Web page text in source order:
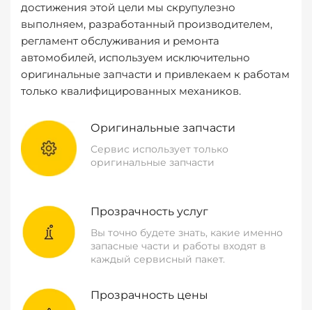
достижения этой цели мы скрупулезно
выполняем, разработанный производителем,
регламент обслуживания и ремонта
автомобилей, используем исключительно
оригинальные запчасти и привлекаем к работам
только квалифицированных механиков.
Оригинальные запчасти
Сервис использует только
оригинальные запчасти
Прозрачность услуг
Вы точно будете знать, какие именно
запасные части и работы входят в
каждый сервисный пакет.
Прозрачность цены